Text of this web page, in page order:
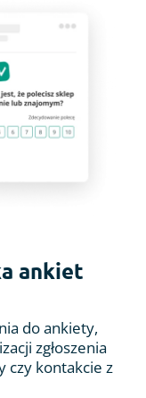
ankiet
do ankiety,
zgłoszenia
czy kontakcie z